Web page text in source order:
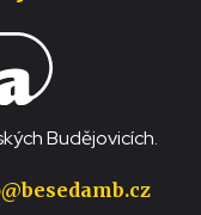
Budějovicích.